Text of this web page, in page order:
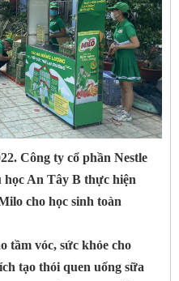
Công ty cổ phần Nestle
An Tây B thực hiện
cho học sinh toàn
vóc, sức khỏe cho
tạo thói quen uống sữa